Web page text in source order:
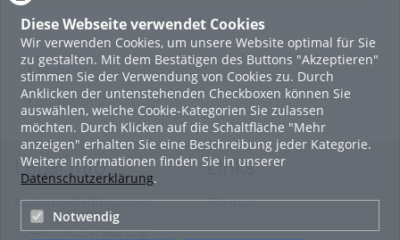
Diese Webseite verwendet Cookies
Wir verwenden Cookies, um unsere Website optimal für Sie
zu gestalten. Mit dem Bestätigen des Buttons "Akzeptieren"
stimmen Sie der Verwendung von Cookies zu. Durch
Anklicken der untenstehenden Checkboxen können Sie
auswählen, welche Cookie-Kategorien Sie zulassen
möchten. Durch Klicken auf die Schaltfläche "Mehr
anzeigen" erhalten Sie eine Beschreibung jeder Kategorie.
Weitere Informationen finden Sie in unserer
Datenschutzerklärung.
Notwendig
LADE MEHR
Featured
Beliebtheit
Legal Info
Nutzungsbedingungen
Datenschutzerklärung
Links
Sitemap